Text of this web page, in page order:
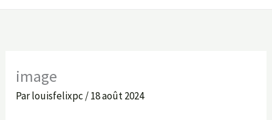
image
Parlouisfelixpc /18 août 2024